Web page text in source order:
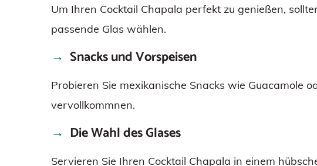
Um Ihren Cocktail Chapala perfekt zu genießen,
passende Glas wählen.
Snacks und Vorspeisen
Probieren Sie mexikanische Snacks wie Guacamole
vervollkommnen.
Die Wahl des Glases
Servieren Sie Ihren Cocktail Chapala in einem